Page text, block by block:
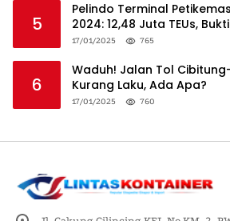
5
Pelindo Terminal
2024: 12,48 Juta TEUs,
Logistik Nasional
17/01/2025 765
6
Waduh! Jalan Tol
Kurang Laku, Ada Apa?
17/01/2025 760